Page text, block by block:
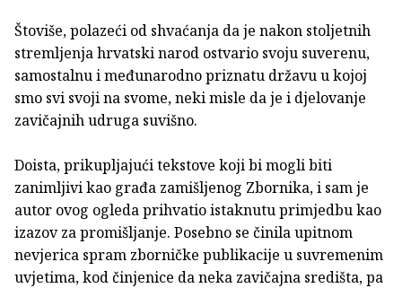
Štoviše, polazeći od shvaćanja da je nakon stoljetnih
stremljenja hrvatski narod ostvario svoju suverenu,
samostalnu i međunarodno priznatu državu u kojoj
smo svi svoji na svome, neki misle da je i djelovanje
zavičajnih udruga suvišno.
Doista, prikupljajući tekstove koji bi mogli biti
zanimljivi kao građa zamišljenog Zbornika, i sam je
autor ovog ogleda prihvatio istaknutu primjedbu kao
izazov za promišljanje. Posebno se činila upitnom
nevjerica spram zborničke publikacije u suvremenim
uvjetima, kod činjenice da neka zavičajna središta, pa